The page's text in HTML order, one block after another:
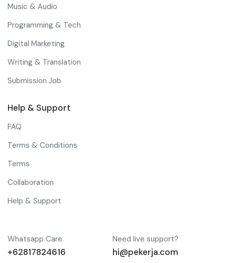
Music & Audio
Programming & Tech
Digital Marketing
Writing & Translation
Submission Job
Help & Support
FAQ
Terms & Conditions
Terms
Collaboration
Help & Support
Whatsapp Care
+62817824616
Need live support?
hi@pekerja.com